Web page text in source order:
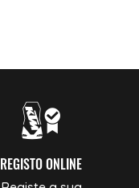
REGISTO ONLINE